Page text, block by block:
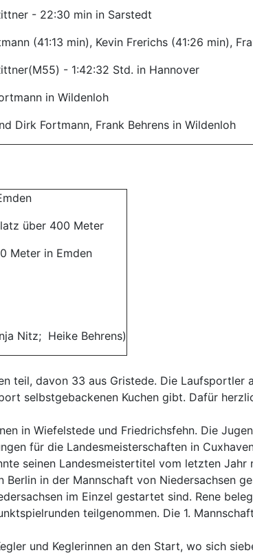
- 22:30 min in Sarstedt
(41:13 min), Kevin Frerichs (41:26 min),
- 1:42:32 Std. in Hannover
in Wildenloh
Dirk Fortmann, Frank Behrens in Wildenloh
über 400 Meter
Meter in Emden
Nitz; Heike Behrens)
teil, davon 33 aus Gristede. Die Laufsportler
selbstgebackenen Kuchen gibt. Dafür
in Wiefelstede und Friedrichsfehn. Die
für die Landesmeisterschaften in
seinen Landesmeistertitel vom letzten
in der Mannschaft von Niedersachsen
im Einzel gestartet sind. Rene
teilgenommen. Die 1.
und Keglerinnen an den Start, wo sich